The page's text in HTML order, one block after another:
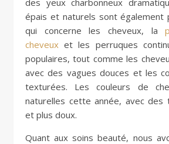
des yeux charbonneux
épais et naturels sont également
qui concerne les cheveux, la
cheveux et les perruques
populaires, tout comme les
avec des vagues douces et les
texturées. Les couleurs de
naturelles cette année, avec des
et plus doux.
Quant aux soins beauté, nous